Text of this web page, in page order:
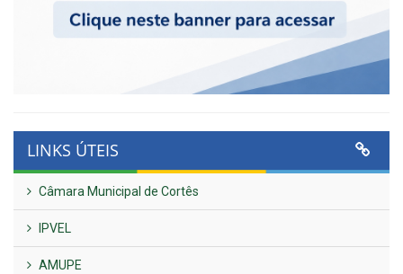
LINKS ÚTEIS
Câmara Municipal de Cortês
IPVEL
AMUPE